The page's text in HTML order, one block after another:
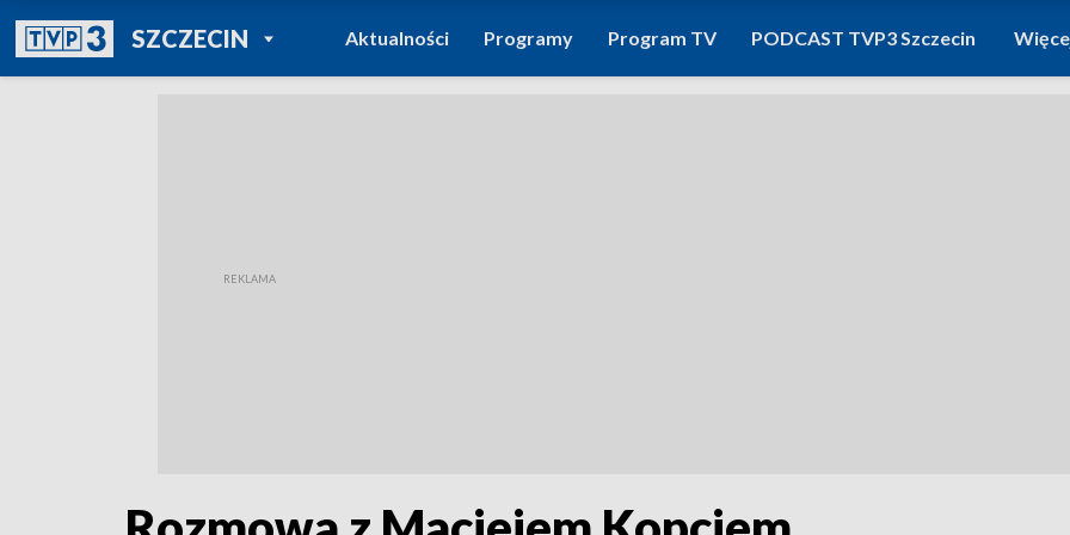
SZCZECINPOWRÓT DO
TVP REGIONY
Aktualności Programy Program TV PODCAST TVP3 Szczecin